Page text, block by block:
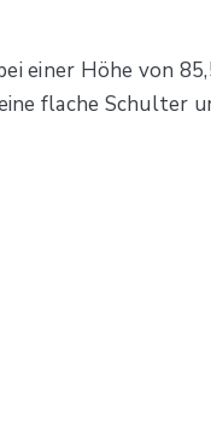
einer Höhe von
flache Schulter